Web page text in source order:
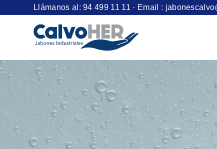
Llámanos al:94 499 11 11 · Email :